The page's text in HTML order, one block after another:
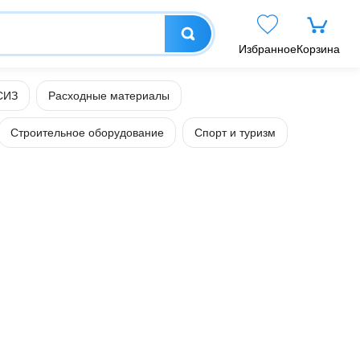
ИзбранноеКорзина
Расходные материалы
Строительное оборудование Спорт и туризм